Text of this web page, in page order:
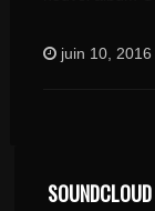
juin 10, 2016
SOUNDCLOUD